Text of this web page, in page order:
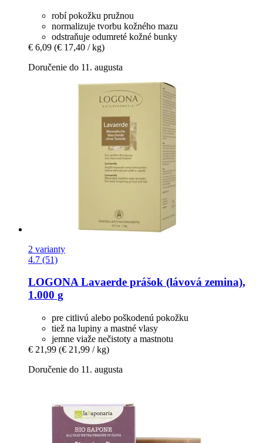
robí pokožku pružnou
normalizuje tvorbu kožného mazu
odstraňuje odumreté kožné bunky
€ 6,09 (€ 17,40 / kg)
Doručenie do 11. augusta
2 varianty
4.7 (51)
LOGONALavaerde prášok (lávová zemina),
1.000 g
pre citlivú alebo poškodenú pokožku
tiež na lupiny a mastné vlasy
jemne viaže nečistoty a mastnotu
€ 21,99 (€ 21,99 / kg)
Doručenie do 11. augusta